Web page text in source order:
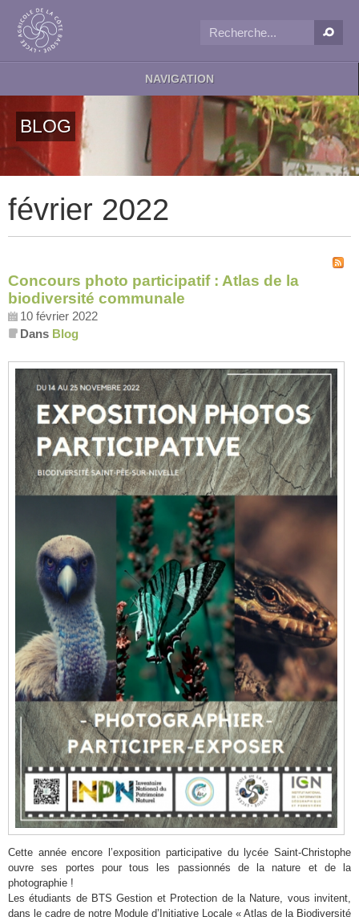
NAVIGATION
BLOG
février 2022
Concours photo participatif : Atlas de la
biodiversité communale
10 février 2022
Dans Blog
Cette année encore l’exposition participative du lycée Saint-Christophe
ouvre ses portes pour tous les passionnés de la nature et de la
photographie !
Les étudiants de BTS Gestion et Protection de la Nature, vous invitent,
dans le cadre de notre Module d’Initiative Locale « Atlas de la Biodiversité